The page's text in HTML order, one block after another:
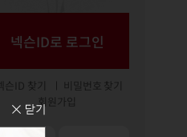
넥슨ID로 로그인
넥슨ID 찾기
비밀번호 찾기
회원가입